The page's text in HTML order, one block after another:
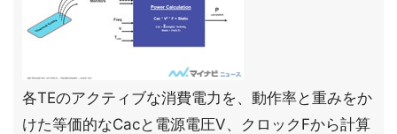
各TEのアクティブな消費電力を、動作率と重みをか
けた等価的なCacと電源電圧V、クロックFから計算